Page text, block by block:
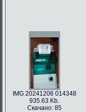
IMG 20241206 014348
935.63 Kb.
Скачано: 85